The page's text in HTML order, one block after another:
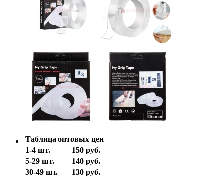
Таблица оптовых цен
1-4 шт.
150 руб.
5-29 шт.
140 руб.
30-49 шт.
130 руб.